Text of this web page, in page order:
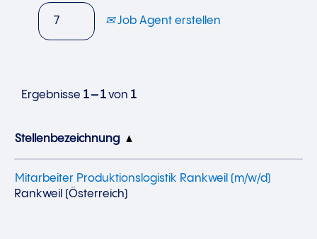
Job Agent erstellen
Ergebnisse 1 – 1von 1
Stellenbezeichnung
Mitarbeiter Produktionslogistik Rankweil (m/w/d)
Rankweil (Österreich)